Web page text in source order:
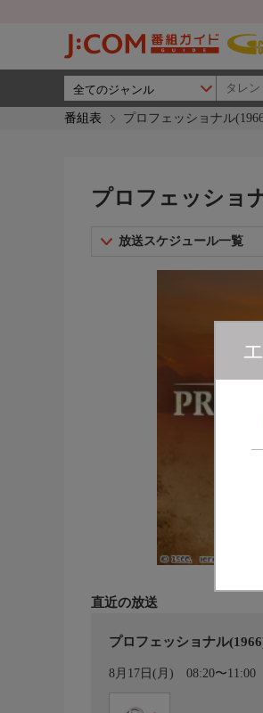
番組表 プロフェッショナル
プロフェッショ
放送スケジュール一覧
直近の放送
プロフェッショナル
8月17日(月) 08:20〜11:00